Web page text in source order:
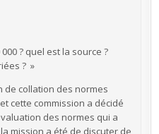
? quel est la source ?
? »
de collation des normes
cette commission a décidé
des normes qui a